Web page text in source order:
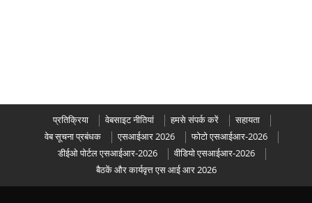
प्रतिक्रिया वेबसाइट नीतियां हमसे संपर्क करें
सहायता
वेब सूचना प्रबंधक
एसआईआर 2026
फोटो एसआईआर-2026
डीईओ पोर्टल एसआईआर-2026
वीडियो एसआईआर-2026
बैठकें और कार्यवृत्त एस आई आर 2026